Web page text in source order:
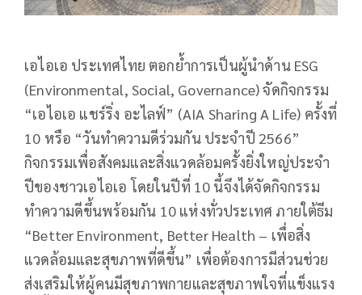
เอไอเอ ประเทศไทย ตอกย้ำการเป็นผู้นำด้าน ESG
(Environmental, Social, Governance) จัดกิจกรรม
“เอไอเอ แชร์ริ่ง อะไลฟ์” (AIA Sharing A Life) ครั้งที่
10 หรือ “วันทำความดีร่วมกัน ประจำปี 2566”
กิจกรรมเพื่อสังคมและสิ่งแวดล้อมครั้งยิ่งใหญ่ประจำ
ปีของชาวเอไอเอ โดยในปีที่ 10 นี้จึงได้จัดกิจกรรม
ทำความดีขึ้นพร้อมกัน 10 แห่งทั่วประเทศ ภายใต้ธีม
“Better Environment, Better Health – เพื่อสิ่ง
แวดล้อมและสุขภาพที่ดีขึ้น” เพื่อต้องการมีส่วนช่วย
ส่งเสริมให้ผู้คนมีสุขภาพกายและสุขภาพใจที่แข็งแรง